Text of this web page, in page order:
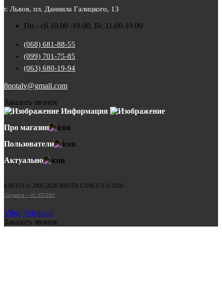
г. Львов, пл. Даниила Галицкого, 13
Пн - сб 10.00 -19.00, Вс 11.00-19.00
(068) 681-88-55
(099) 701-75-85
(063) 680-19-94
8notalv@gmail.com
Заказать звонок
Информация
Про магазин
Пользователи
Актуально
8 НОТА © 2005-2026 8NOTA.COM.UA © 2026
Создано в — OC STUDIO
Viber Telegram
Заказать звонок